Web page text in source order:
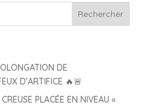
DE
D’ARTIFICE 🔥🚨
PLACÉE EN NIVEAU «